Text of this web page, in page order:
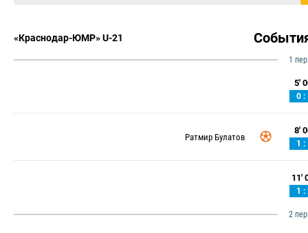
«Краснодар-ЮМР» U-21
1
5'
0 :
Ратмир Булатов
8'
1 :
11'
1 :
2